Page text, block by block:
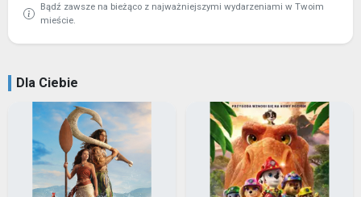
Bądź zawsze na bieżąco z najważniejszymi wydarzeniami w Twoim
mieście.
Dla Ciebie